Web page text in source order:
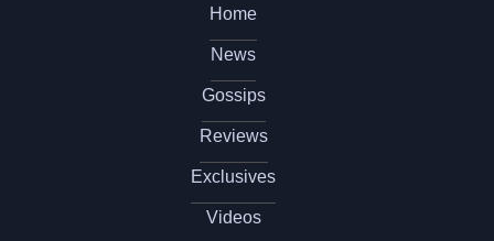
Home
News
Gossips
Reviews
Exclusives
Videos